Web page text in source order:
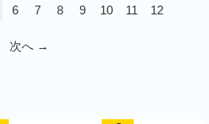
6 7 8 9 10 11 12
次へ